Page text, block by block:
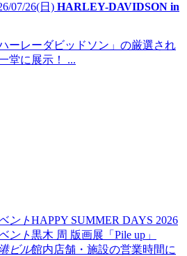
07/26(日) HARLEY-DAVIDSON in
ーレーダビッドソン」の厳選され
堂に展示！ ...
ントHAPPY SUMMER DAYS 2026
ント黒木 周 版画展「Pile up」
ビル館内店舗・施設の営業時間に